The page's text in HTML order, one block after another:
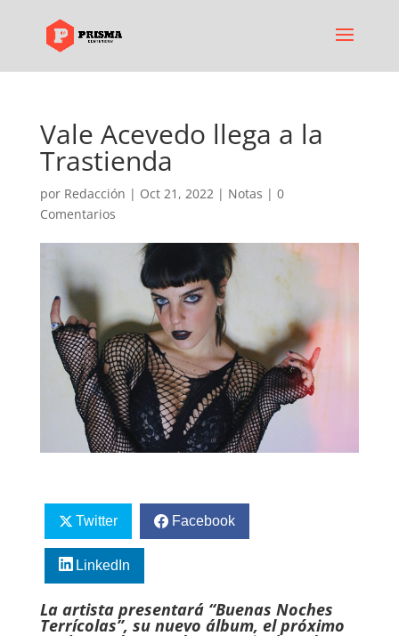
Vale Acevedo llega a la
Trastienda
por Redacción | Oct 21, 2022| Notas | 0
Comentarios
Twitter Facebook
LinkedIn
La artista presentará “Buenas Noches
Terrícolas”, su nuevo álbum, el próximo